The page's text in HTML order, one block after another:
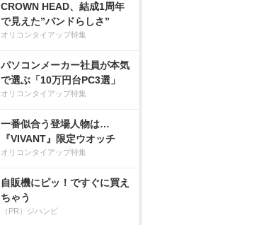
CROWN HEAD、結成1周年
で見えた”バンドらしさ”
オリコンタイアップ特集
パソコンメーカー社員が本気
で選ぶ「10万円台PC3選」
オリコンタイアップ特集
一番似合う登場人物は…
『VIVANT』限定ウオッチ
オリコンタイアップ特集
自販機にピッ！ですぐに買え
ちゃう
（PR）ジハンピ